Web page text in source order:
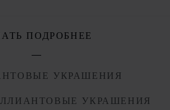
ПОДРОБНЕЕ
УКРАШЕНИЯ
УКРАШЕНИЯ